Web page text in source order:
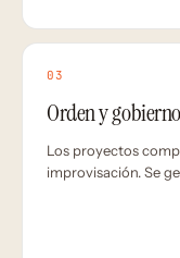
03
Orden y gobierno
Los proyectos
improvisación. Se